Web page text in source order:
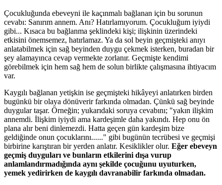
Çocukluğunda ebeveyni ile kaçınmalı bağlanan için bu sorunun
cevabı: Sanırım annem. Anı? Hatırlamıyorum. Çocukluğum iyiydi
gibi... Kısaca bu bağlanma şeklindeki kişi; ilişkinin üzerindeki
etkisini önemsemez, hatırlamaz. Ya da sol beyin geçmişteki anıyı
anlatabilmek için sağ beyinden duygu çekmek isterken, buradan bir
şey alamayınca cevap vermekte zorlanır. Geçmişte kendimi
görebilmek için hem sağ hem de solun birlikte çalışmasına ihtiyacım
var.
Kaygılı bağlanan yetişkin ise geçmişteki hikâyeyi anlatırken birden
bugünkü bir olaya dönüverir farkında olmadan. Çünkü sağ beyinde
duygular taşar. Örneğin; yukarıdaki soruya cevabını; "yakın ilişkim
annemdi. İlişkim iyiydi ama kardeşimle daha yakındı. Hep onu ön
plana alır beni dinlemezdi. Hatta geçen gün kardeşim bize
geldiğinde onun çocuklarını......" gibi bugünün tecrübesi ve geçmişi
birbirine karıştıran bir yerden anlatır. Kesiklikler olur. Eğer ebeveyn
geçmiş duyguları ve bunların etkilerini dışa vurup
anlamlandırmadığında aynı şekilde çocuğunu uyuturken,
yemek yedirirken de kaygılı davranabilir farkında olmadan.